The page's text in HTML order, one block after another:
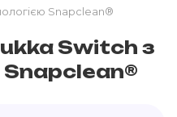
Snapclean®
Switch з
Snapclean®